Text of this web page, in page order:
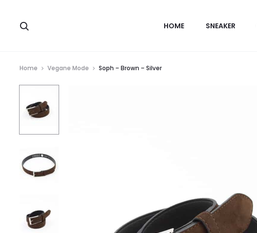
HOME SNEAKER
Home Vegane Mode Soph – Brown – Silver